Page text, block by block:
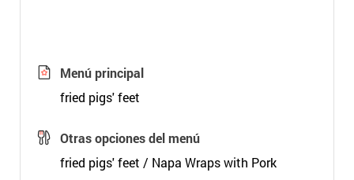
Menú principal
fried pigs' feet
Otras opciones del menú
fried pigs' feet / Napa Wraps with Pork